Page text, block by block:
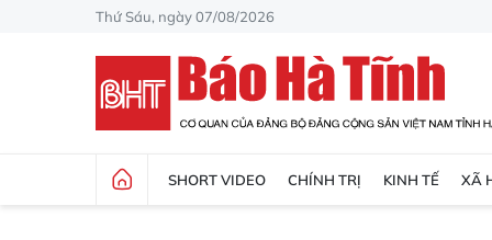
Thứ Sáu, ngày 07/08/2026
SHORT VIDEO CHÍNH TRỊ KINH TẾ XÃ